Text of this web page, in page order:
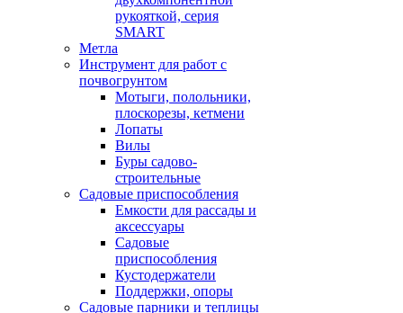
рукояткой, серия
SMART
Метла
Инструмент для работ с
почвогрунтом
Мотыги, полольники,
плоскорезы, кетмени
Лопаты
Вилы
Буры садово-
строительные
Садовые приспособления
Емкости для рассады и
аксессуары
Садовые
приспособления
Кустодержатели
Поддержки, опоры
Садовые парники и теплицы